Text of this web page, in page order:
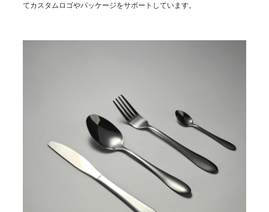
てカスタムロゴやパッケージをサポートしています。